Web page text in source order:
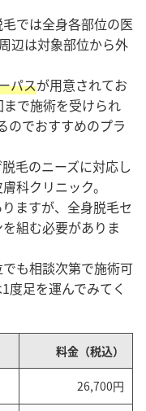
では全身各部位の医
辺は対象部位から外
パスが用意されてお
で施術を受けられ
のでおすすめのプラ
毛のニーズに対応し
科クリニック。
ますが、全身脱毛セ
組む必要がありま
も相談次第で施術可
度足を運んでみてく
料金（税込）
26,700円